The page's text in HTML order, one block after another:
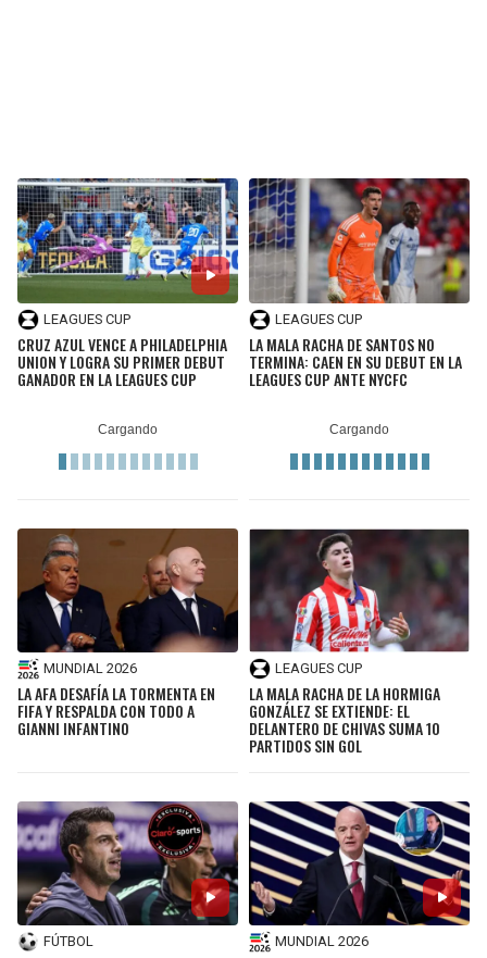
LEAGUES CUP
CRUZ AZUL VENCE A PHILADELPHIA
UNION Y LOGRA SU PRIMER DEBUT
GANADOR EN LA LEAGUES CUP
LEAGUES CUP
LA MALA RACHA DE SANTOS NO
TERMINA: CAEN EN SU DEBUT EN LA
LEAGUES CUP ANTE NYCFC
MUNDIAL 2026
LA AFA DESAFÍA LA TORMENTA EN
FIFA Y RESPALDA CON TODO A
GIANNI INFANTINO
LEAGUES CUP
LA MALA RACHA DE LA HORMIGA
GONZÁLEZ SE EXTIENDE: EL
DELANTERO DE CHIVAS SUMA 10
PARTIDOS SIN GOL
FÚTBOL MUNDIAL 2026